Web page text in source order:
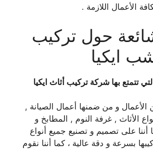
الأعمال اللازمة .
حول تركيب
ايكيا
تتمتع بها شركة تركيب أثاث ايكيا
الأعمال و من ضمنها أعمال الصيانة ,
الأثاث , غرفة النوم , المطابخ و
أننا على تصميم و تصنيع جميع أنواع
بسرعة و دقة عالية ، كما أننا نقوم